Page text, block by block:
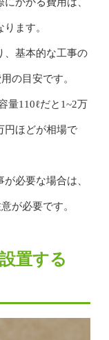
ます。
、基本的な工事の
の目安です。
量110ℓだと1~2万
円ほどが相場で
必要な場合は、
が必要です。
置する